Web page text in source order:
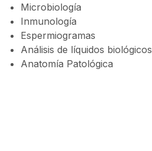
Microbiología
Inmunología
Espermiogramas
Análisis de líquidos biológicos
Anatomía Patológica